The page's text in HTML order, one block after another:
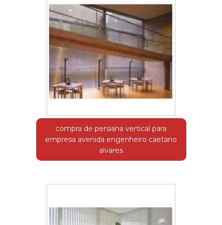
compra de persiana vertical para
empresa avenida engenheiro caetano
alvares